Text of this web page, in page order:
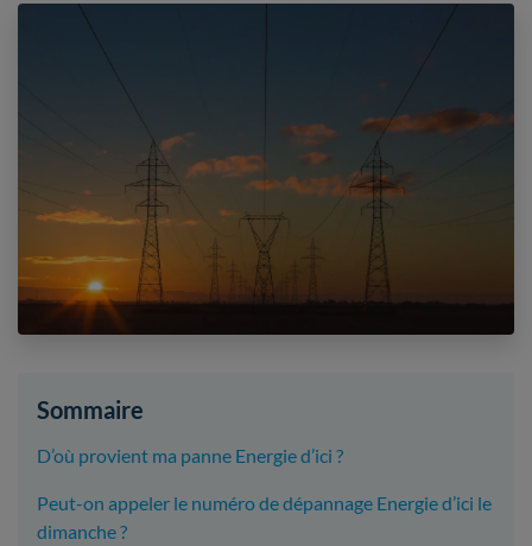
Sommaire
D’où provient ma panne Energie d’ici ?
Peut-on appeler le numéro de dépannage Energie d’ici le
dimanche ?